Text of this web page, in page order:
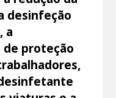
desinfeção
a
proteção